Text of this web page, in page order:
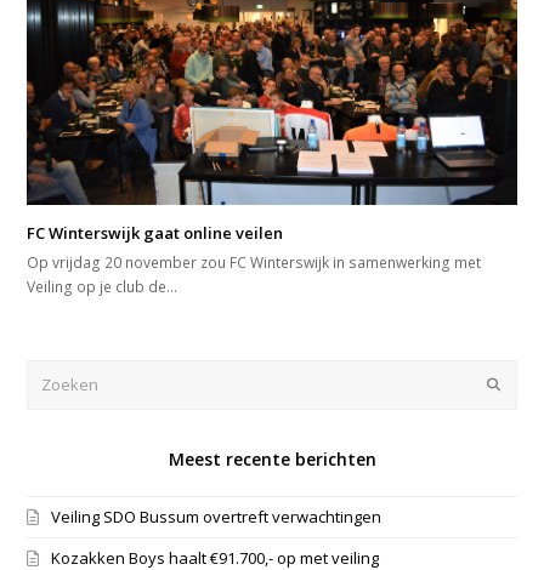
FC Winterswijk gaat online veilen
Op vrijdag 20 november zou FC Winterswijk in samenwerking met
Veiling op je club de…
Meest recente berichten
Veiling SDO Bussum overtreft verwachtingen
Kozakken Boys haalt €91.700,- op met veiling